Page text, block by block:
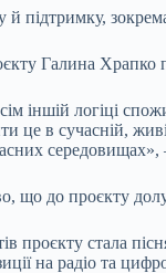
й підтримку,
Галина Храпко
іншій логіці
це в сучасній,
середовищах»,
що до проєкту
проєкту стала
на радіо та